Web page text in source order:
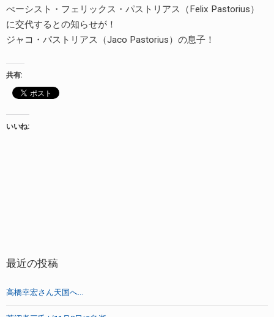
べーシスト・フェリックス・パストリアス（Felix Pastorius）
に交代するとの知らせが！
ジャコ・パストリアス（Jaco Pastorius）の息子！
共有:
いいね:
最近の投稿
高橋幸宏さん天国へ…